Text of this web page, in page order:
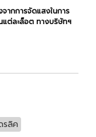
ากการจัดแสงในการ
แต่ละล็อต ทางบริษัทฯ
รลิค